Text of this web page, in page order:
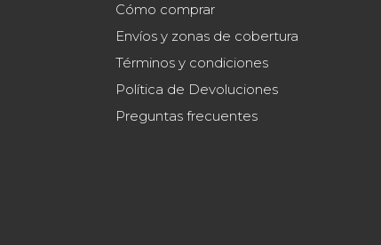
Cómo comprar
Envíos y zonas de cobertura
Términos y condiciones
Política de Devoluciones
Preguntas frecuentes